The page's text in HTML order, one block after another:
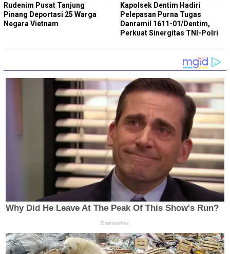
Rudenim Pusat Tanjung
Pinang Deportasi 25 Warga
Negara Vietnam
Kapolsek Dentim Hadiri
Pelepasan Purna Tugas
Danramil 1611-01/Dentim,
Perkuat Sinergitas TNI-Polri